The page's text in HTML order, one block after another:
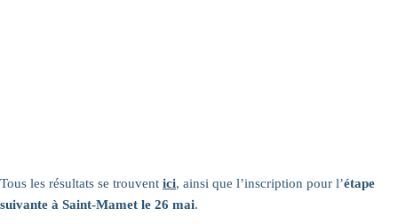
Tous les résultats se trouvent ici, ainsi que l’inscription pour l’étape
suivante à Saint-Mamet le 26 mai.